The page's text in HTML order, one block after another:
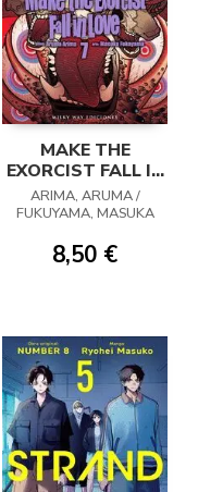
MAKE THE
EXORCIST FALL IN
LOVE 07
ARIMA, ARUMA /
FUKUYAMA, MASUKA
8,50 €